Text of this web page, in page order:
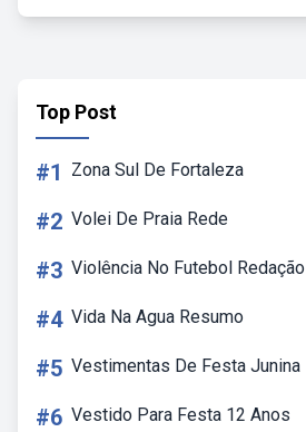
Top Post
#1 Zona Sul De Fortaleza
#2 Volei De Praia Rede
#3 Violência No Futebol Redação
#4 Vida Na Agua Resumo
#5 Vestimentas De Festa Junina
#6 Vestido Para Festa 12 Anos